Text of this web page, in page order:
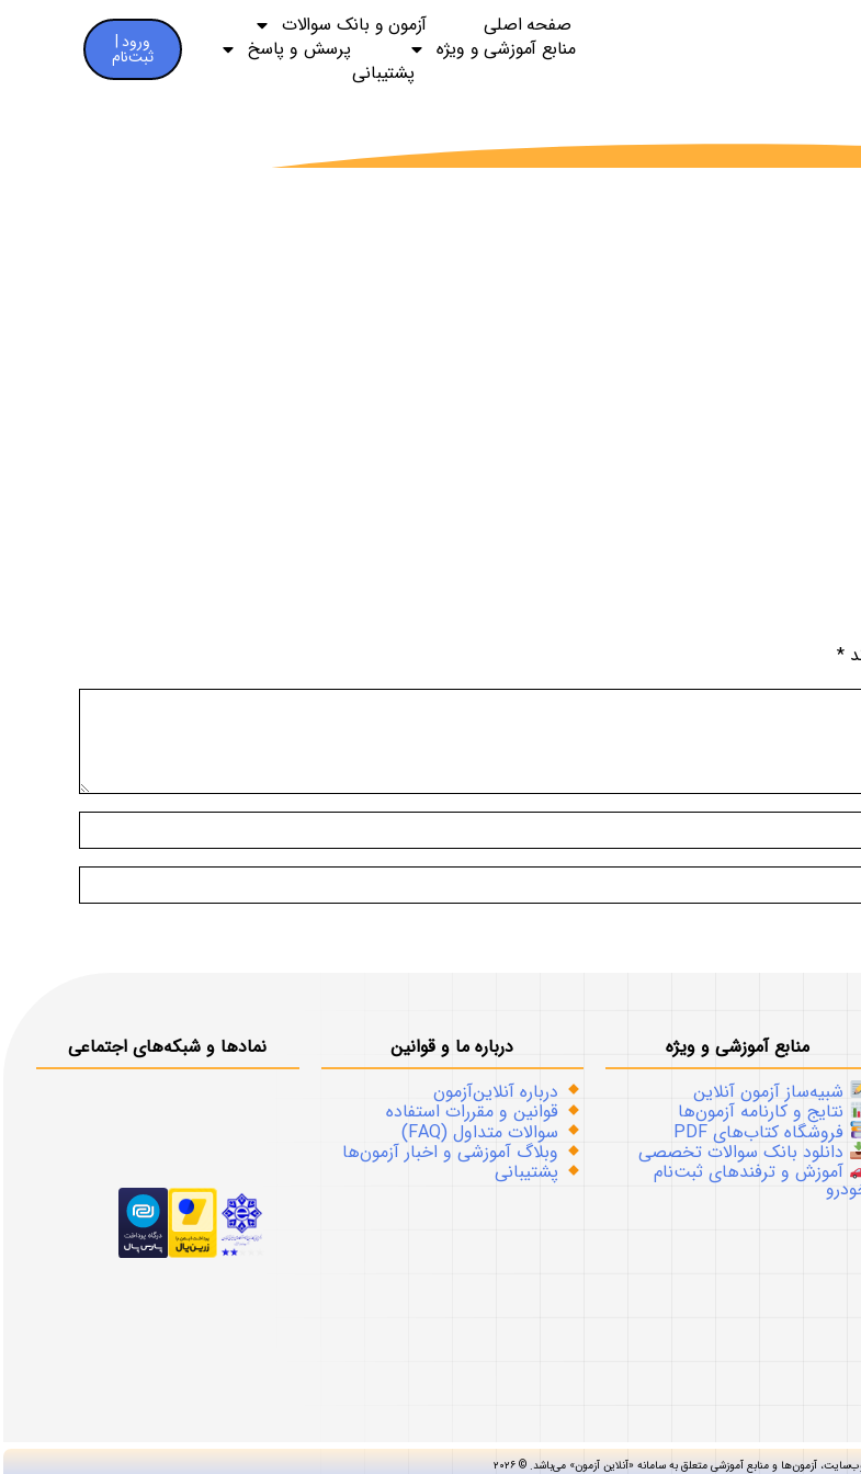
صفحه اصلی
آزمون و بانک سوالات
منابع آموزشی و ویژه
پرسش و پاسخ
پشتیبانی
ورود |
ثبت‌نام
*
منابع آموزشی و ویژه
شبیه‌ساز آزمون آنلاین
نتایج و کارنامه آزمون‌ها
فروشگاه کتاب‌های PDF
دانلود بانک سوالات تخصصی
آموزش و ترفندهای ثبت‌نام
درباره ما و قوانین
درباره آنلاین‌آزمون
قوانین و مقررات استفاده
سوالات متداول (FAQ)
وبلاگ آموزشی و اخبار آزمون‌ها
پشتیبانی
نمادها و شبکه‌های اجتماعی
آزمون‌ها و منابع آموزشی متعلق به سامانه «آنلاین آزمون» می‌باشد. © ۲۰۲۶